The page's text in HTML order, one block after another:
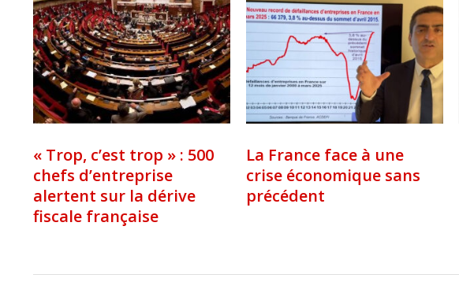
« Trop, c’est trop » : 500
chefs d’entreprise
alertent sur la dérive
fiscale française
La France face à une
crise économique sans
précédent